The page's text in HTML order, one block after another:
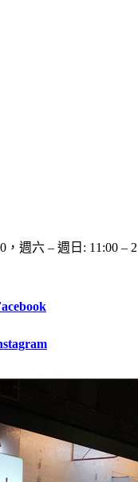
， 週六 – 週日 : 11:00 –